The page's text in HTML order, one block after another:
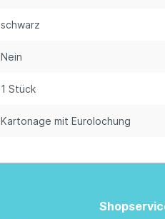
schwarz
Nein
1 Stück
Kartonage mit Eurolochung